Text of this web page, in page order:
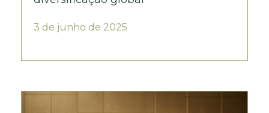
3 de junho de 2025